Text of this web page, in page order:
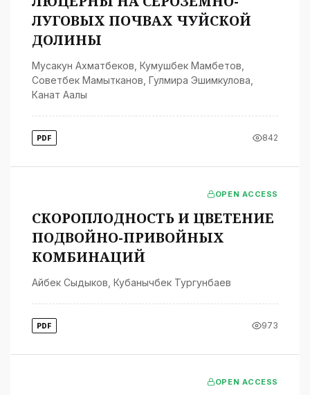
ЛУГОВЫХ ПОЧВАХ ЧУЙСКОЙ
ДОЛИНЫ
Мусакун Ахматбеков Кумушбек Мамбетов
Советбек Мамытканов Гулмира Эшимкулова
Канат Аалы
PDF 842
OPEN ACCESS
СКОРОПЛОДНОСТЬ И ЦВЕТЕНИЕ
ПОДВОЙНО-ПРИВОЙНЫХ
КОМБИНАЦИЙ
Айбек Сыдыков Кубанычбек Тургунбаев
PDF 973
OPEN ACCESS